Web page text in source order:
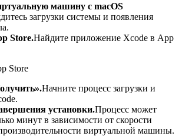
машину с macOS
загрузки системы и появления
Store.Найдите приложение Xcode в App
Начните процесс загрузки и
установки.Процесс может
минут в зависимости от скорости
виртуальной машины.